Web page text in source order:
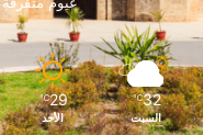
32
℃
السبت
29
℃
الأحد